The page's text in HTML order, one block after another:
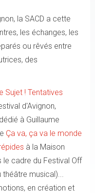
la SACD a cette
les échanges, les
ou rêvés entre
des
Sujet ! Tentatives
d'Avignon,
dédié à Guillaume
Ça va, ça va le monde
à la Maison
le cadre du Festival Off
théâtre musical)...
en création et